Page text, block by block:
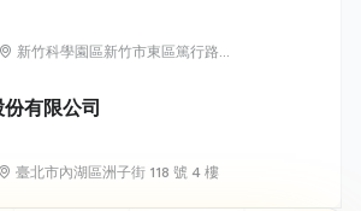
新竹科學園區新竹市東區篤行路6
有限公司
臺北市內湖區洲子街 118 號 4 樓